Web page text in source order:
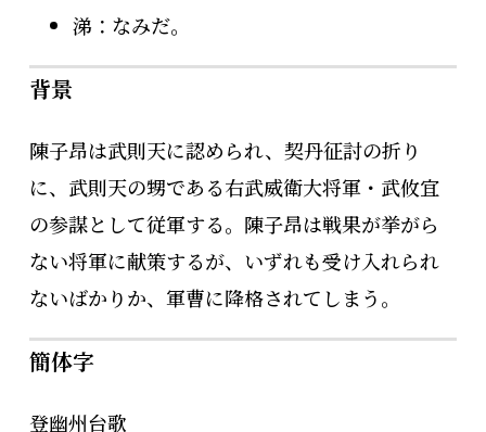
涕：なみだ。
背景
陳子昂は武則天に認められ、契丹征討の折り
に、武則天の甥である右武威衛大将軍・武攸宜
の参謀として従軍する。陳子昂は戦果が挙がら
ない将軍に献策するが、いずれも受け入れられ
ないばかりか、軍曹に降格されてしまう。
簡体字
登幽州台歌